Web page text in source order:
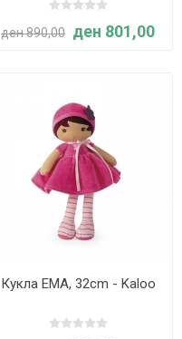
ден 890,00 ден 801,00
Кукла EMA, 32cm - Kaloo